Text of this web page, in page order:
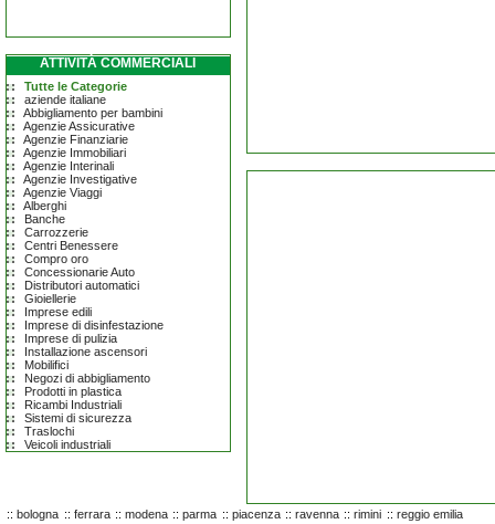
ATTIVITÀ COMMERCIALI
Tutte le Categorie
aziende italiane
Abbigliamento per bambini
Agenzie Assicurative
Agenzie Finanziarie
Agenzie Immobiliari
Agenzie Interinali
Agenzie Investigative
Agenzie Viaggi
Alberghi
Banche
Carrozzerie
Centri Benessere
Compro oro
Concessionarie Auto
Distributori automatici
Gioiellerie
Imprese edili
Imprese di disinfestazione
Imprese di pulizia
Installazione ascensori
Mobilifici
Negozi di abbigliamento
Prodotti in plastica
Ricambi Industriali
Sistemi di sicurezza
Traslochi
Veicoli industriali
:: bologna :: ferrara :: modena :: parma :: piacenza :: ravenna :: rimini :: reggio emilia